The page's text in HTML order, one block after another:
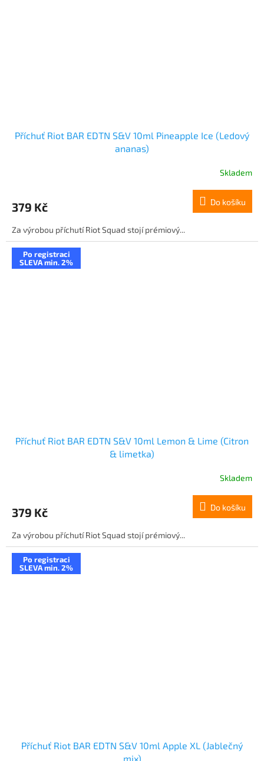
Příchuť Riot BAR EDTN S&V 10ml Pineapple Ice (Ledový
ananas)
Skladem
379 Kč Do košíku
Za výrobou příchutí Riot Squad stojí prémiový...
Po registraci
SLEVA min. 2%
Příchuť Riot BAR EDTN S&V 10ml Lemon & Lime (Citron
& limetka)
Skladem
379 Kč Do košíku
Za výrobou příchutí Riot Squad stojí prémiový...
Po registraci
SLEVA min. 2%
Příchuť Riot BAR EDTN S&V 10ml Apple XL (Jablečný
mix)